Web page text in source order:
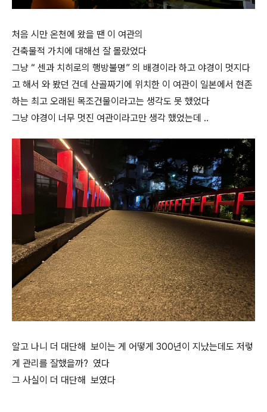
처음 시만 온천에 왔을 땐 이 여관의
건축물적 가치에 대해선 잘 몰랐었다
그냥 “ 센과 치히로의 행방불명” 의 배경이라 하고 야경이 멋지다
고 해서 와 봤던 건데 산골짜기에 위치한 이 여관이 일본에서 현존
하는 최고 오래된 목조건물이라고는 생각도 못 했었다
그냥 야경이 너무 멋진 여관이라고만 생각 했었는데 ..
알고 나니 더 대단해 보이는 게 어떻게 300년이 지났는데도 저렇
게 관리를 잘했을까? 였다
그 사실이 더 대단해 보였다